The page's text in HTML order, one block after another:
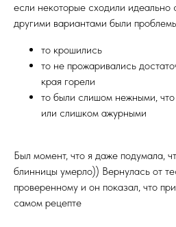
если некоторые сходили
другими вариантами были
то крошились
то не прожаривались
края горели
то были слишом нежными, что
или слишком ажурными
Был момент, что я даже подумала,
блинницы умерло)) Вернулась от
проверенному и он показал, что
самом рецепте